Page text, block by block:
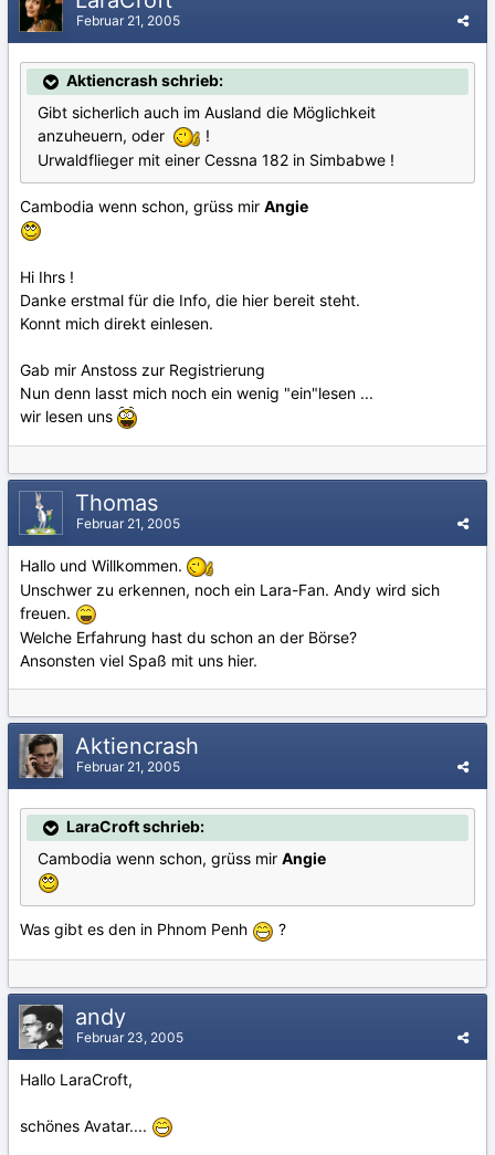
Februar 21, 2005
Aktiencrash schrieb:
Gibt sicherlich auch im Ausland die Möglichkeit
anzuheuern, oder
!
Urwaldflieger mit einer Cessna 182 in Simbabwe !
Cambodia wenn schon, grüss mir Angie
Hi Ihrs !
Danke erstmal für die Info, die hier bereit steht.
Konnt mich direkt einlesen.
Gab mir Anstoss zur Registrierung
Nun denn lasst mich noch ein wenig "ein"lesen ...
wir lesen uns
Thomas
Februar 21, 2005
Hallo und Willkommen.
Unschwer zu erkennen, noch ein Lara-Fan. Andy wird sich
freuen.
Welche Erfahrung hast du schon an der Börse?
Ansonsten viel Spaß mit uns hier.
Aktiencrash
Februar 21, 2005
LaraCroft schrieb:
Cambodia wenn schon, grüss mir Angie
Was gibt es den in Phnom Penh ?
andy
Februar 23, 2005
Hallo LaraCroft,
schönes Avatar....